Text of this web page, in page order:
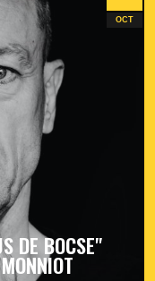
OCT
DE BOCSE"